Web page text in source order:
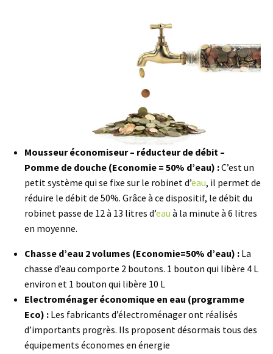
Mousseur économiseur – réducteur de débit –
Pomme de douche (Economie = 50% d’eau) :C’est un
petit système qui se fixe sur le robinet d’eau, il permet de
réduire le débit de 50%. Grâce à ce dispositif, le débit du
robinet passe de 12 à 13 litres d’eau à la minute à 6 litres
en moyenne.
Chasse d’eau 2 volumes (Economie=50% d’eau) : La
chasse d’eau comporte 2 boutons. 1 bouton qui libère 4 L
environ et 1 bouton qui libère 10 L
Electroménager économique en eau (programme
Eco) : Les fabricants d’électroménager ont réalisés
d’importants progrès. Ils proposent désormais tous des
équipements économes en énergie